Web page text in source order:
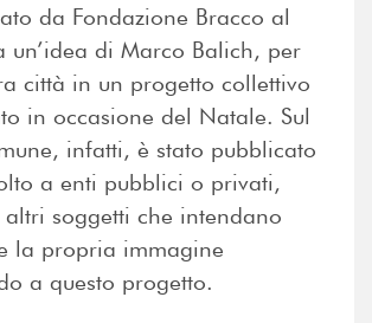
da Fondazione Bracco al
un’idea di Marco Balich, per
città in un progetto collettivo
in occasione del Natale. Sul
infatti, è stato pubblicato
a enti pubblici o privati,
altri soggetti che intendano
la propria immagine
a questo progetto.